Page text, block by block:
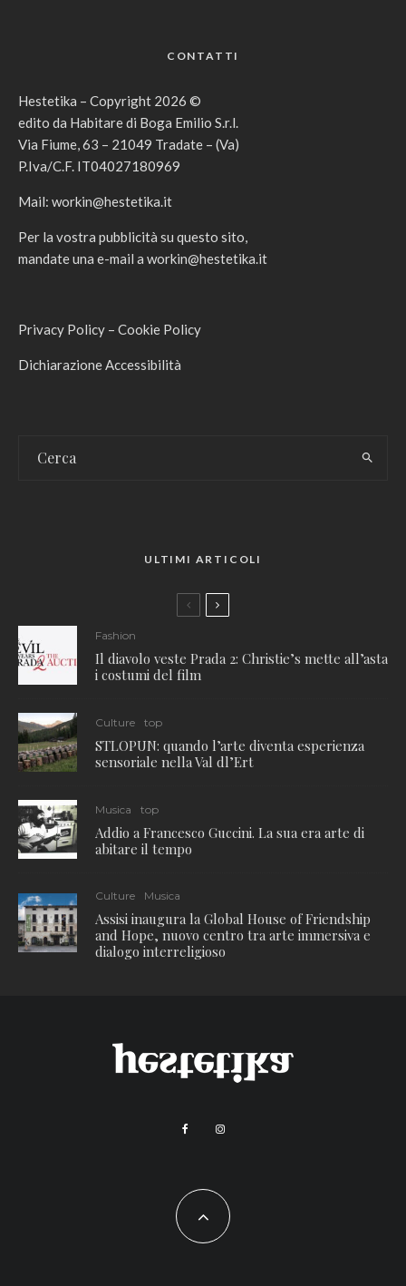
CONTATTI
Hestetika – Copyright 2026 ©
edito da Habitare di Boga Emilio S.r.l.
Via Fiume, 63 – 21049 Tradate – (Va)
P.Iva/C.F. IT04027180969
Mail: workin@hestetika.it
Per la vostra pubblicità su questo sito,
mandate una e-mail a workin@hestetika.it
Privacy Policy – Cookie Policy
Dichiarazione Accessibilità
ULTIMI ARTICOLI
Fashion
Il diavolo veste Prada 2: Christie’s mette all’asta
i costumi del film
Culture top
STLOPUN: quando l’arte diventa esperienza
sensoriale nella Val dl’Ert
Musica top
Addio a Francesco Guccini. La sua era arte di
abitare il tempo
Culture Musica
Assisi inaugura la Global House of Friendship
and Hope, nuovo centro tra arte immersiva e
dialogo interreligioso